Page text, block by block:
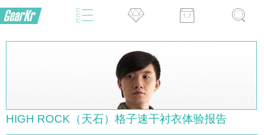
HIGH ROCK（天石）格子速干衬衣体验报告